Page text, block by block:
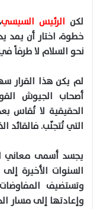
لكن الرئيس السيسي
خطوة، اختار أن يمد
نحو السلام لا طرفاً
لم يكن هذا القرار
أصحاب الجيوش
الحقيقية لا تُقاس
التي تُتجنّب. فالقائد
يجسد أسمى معاني
السنوات الأخيرة
وتستضيف
وإعادتها إلى مسار